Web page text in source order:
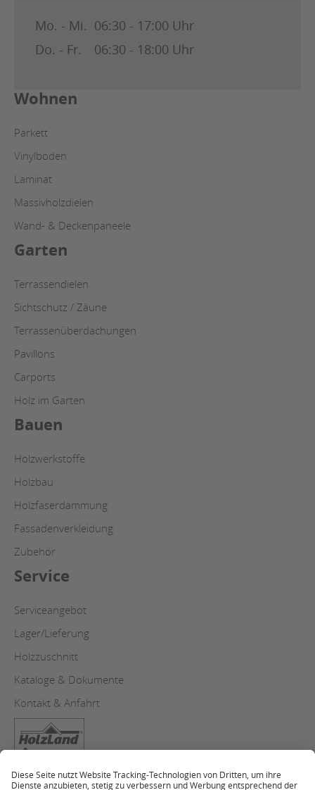
Mo. - Mi. 06:30 - 17:00 Uhr
Do. - Fr.
06:30 - 18:00 Uhr
Wohnen
Parkett
Vinylboden
Laminat
Massivholzdielen
Wand- & Deckenpaneele
Garten
Terrassendielen
Sichtschutz / Zäune
Terrassenüberdachungen
Pavillons
Carports
Holz im Garten
Bauen
Holzwerkstoffe
Holzbau
Holzfaserdämmung
Fassadenverkleidung
Zubehör
Service
Serviceangebot
Lager/Lieferung
Holzzuschnitt
Kataloge & Dokumente
Kontakt & Anfahrt